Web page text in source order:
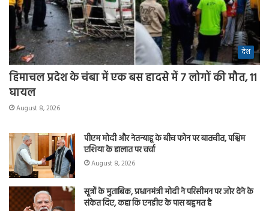
देश
हिमाचल प्रदेश के चंबा में एक बस हादसे में 7 लोगों की मौत, 11
घायल
August 8, 2026
पीएम मोदी और नेतन्याहू के बीच फोन पर बातचीत, पश्चिम
एशिया के हालात पर चर्चा
August 8, 2026
सूत्रों के मुताबिक, प्रधानमंत्री मोदी ने परिसीमन पर जोर देने के
संकेत दिए, कहा कि एनडीए के पास बहुमत है